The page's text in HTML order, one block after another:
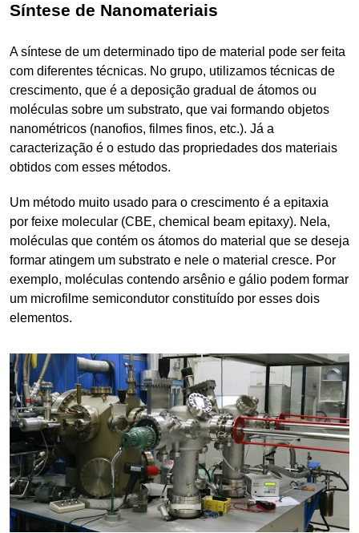
Síntese de Nanomateriais
A síntese de um determinado tipo de material pode ser feita
com diferentes técnicas. No grupo, utilizamos técnicas de
crescimento, que é a deposição gradual de átomos ou
moléculas sobre um substrato, que vai formando objetos
nanométricos (nanofios, filmes finos, etc.). Já a
caracterização é o estudo das propriedades dos materiais
obtidos com esses métodos.
Um método muito usado para o crescimento é a epitaxia
por feixe molecular (CBE, chemical beam epitaxy). Nela,
moléculas que contém os átomos do material que se deseja
formar atingem um substrato e nele o material cresce. Por
exemplo, moléculas contendo arsênio e gálio podem formar
um microfilme semicondutor constituído por esses dois
elementos.